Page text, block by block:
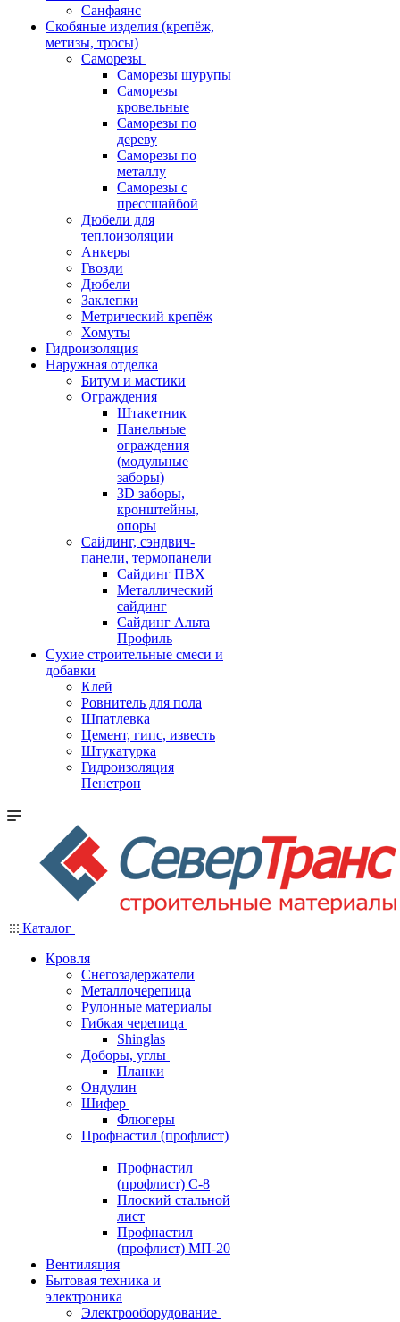
Санфаянс
Скобяные изделия (крепёж,
метизы, тросы)
Саморезы
Саморезы шурупы
Саморезы
кровельные
Саморезы по
дереву
Саморезы по
металлу
Саморезы с
прессшайбой
Дюбели для
теплоизоляции
Анкеры
Гвозди
Дюбели
Заклепки
Метрический крепёж
Хомуты
Гидроизоляция
Наружная отделка
Битум и мастики
Ограждения
Штакетник
Панельные
ограждения
(модульные
заборы)
3D заборы,
кронштейны,
опоры
Cайдинг, сэндвич-
панели, термопанели
Сайдинг ПВХ
Металлический
сайдинг
Сайдинг Альта
Профиль
Сухие строительные смеси и
добавки
Клей
Ровнитель для пола
Шпатлевка
Цемент, гипс, известь
Штукатурка
Гидроизоляция
Пенетрон
Каталог
Кровля
Снегозадержатели
Металлочерепица
Рулонные материалы
Гибкая черепица
Shinglas
Доборы, углы
Планки
Ондулин
Шифер
Флюгеры
Профнастил (профлист)
Профнастил
(профлист) С-8
Плоский стальной
лист
Профнастил
(профлист) МП-20
Вентиляция
Бытовая техника и
электроника
Электрооборудование